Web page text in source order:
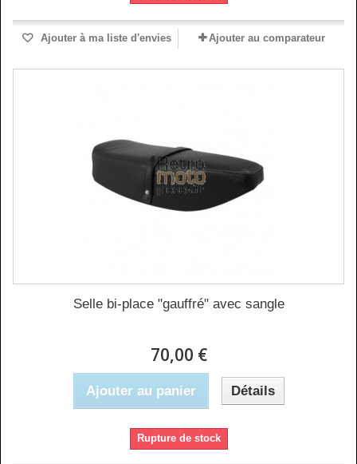
Ajouter à ma liste d'envies Ajouter au comparateur
Selle bi-place "gauffré" avec sangle
70,00 €
Ajouter au panier Détails
Rupture de stock